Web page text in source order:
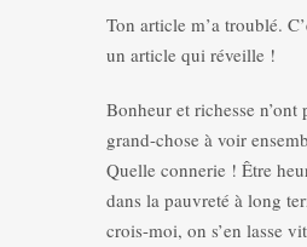
Ton article m’a troublé.
un article qui réveille !
Bonheur et richesse n’ont
grand-chose à voir
Quelle connerie ! Être
dans la pauvreté à long
crois-moi, on s’en lasse